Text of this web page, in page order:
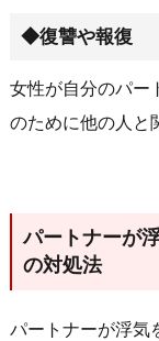
◆復讐や報復
女性が自分のパー
のために他の人と
パートナーが
の対処法
パートナーが浮気